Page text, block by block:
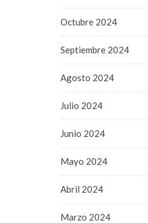
Octubre 2024
Septiembre 2024
Agosto 2024
Julio 2024
Junio 2024
Mayo 2024
Abril 2024
Marzo 2024